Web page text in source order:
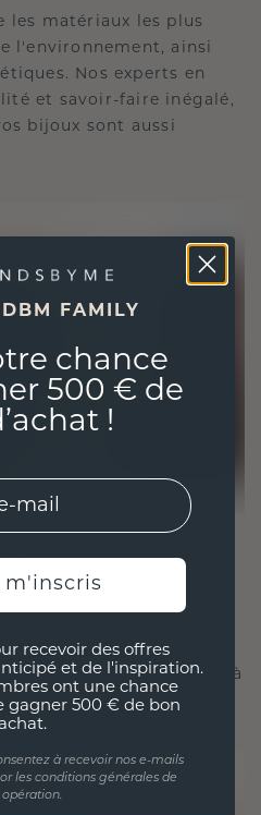
les matériaux les plus
l'environnement, ainsi
Nos experts en
et savoir-faire inégalé,
bijoux sont aussi
de design est de
étant conçue pour
Elle devient votre
chéris, destinée à
toujours.
FAMILY
chance
500 € de
!
m'inscris
recevoir des offres
et de l'inspiration.
ont une chance
gagner 500 € de bon
à recevoir nos e-mails
les conditions générales de